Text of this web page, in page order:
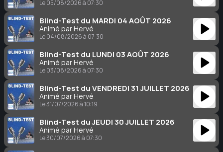
Le 05/08/2026 à 07:30
Blind-Test du MARDI 04 AOÛT 2026
Animé par Hervé
Le 04/08/2026 à 07:30
Blind-Test du LUNDI 03 AOÛT 2026
Animé par Hervé
Le 03/08/2026 à 07:30
Blind-Test du VENDREDI 31 JUILLET 2026
Animé par Hervé
Le 31/07/2026 à 10:19
Blind-Test du JEUDI 30 JUILLET 2026
Animé par Hervé
Le 30/07/2026 à 07:30